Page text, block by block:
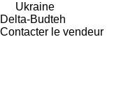
Ukraine
Delta-Budteh
Contacter le vendeur